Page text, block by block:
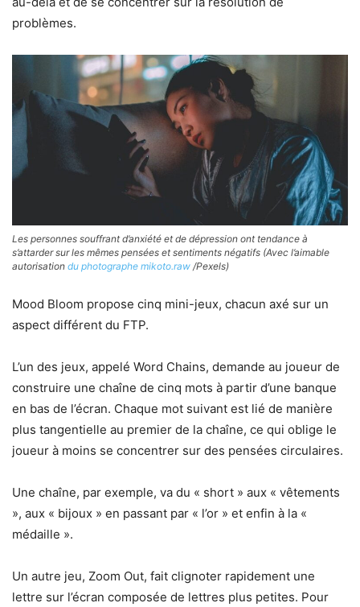
problèmes.
Les personnes souffrant d’anxiété et de dépression ont tendance à
s’attarder sur les mêmes pensées et sentiments négatifs (Avec l’aimable
autorisation du photographe mikoto.raw /Pexels)
Mood Bloom propose cinq mini-jeux, chacun axé sur un
aspect différent du FTP.
L’un des jeux, appelé Word Chains, demande au joueur de
construire une chaîne de cinq mots à partir d’une banque
en bas de l’écran. Chaque mot suivant est lié de manière
plus tangentielle au premier de la chaîne, ce qui oblige le
joueur à moins se concentrer sur des pensées circulaires.
Une chaîne, par exemple, va du « short » aux « vêtements
», aux « bijoux » en passant par « l’or » et enfin à la «
médaille ».
Un autre jeu, Zoom Out, fait clignoter rapidement une
lettre sur l’écran composée de lettres plus petites. Pour